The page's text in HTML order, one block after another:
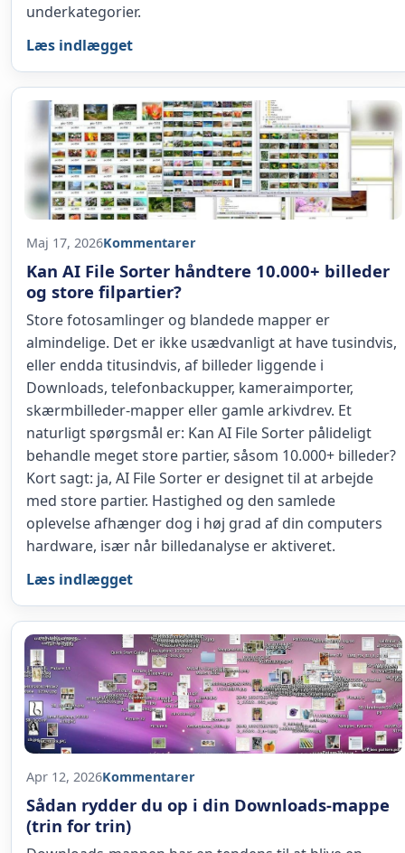
underkategorier.
Læs indlægget
Maj 17, 2026Kommentarer
Kan AI File Sorter håndtere 10.000+ billeder
og store filpartier?
Store fotosamlinger og blandede mapper er
almindelige. Det er ikke usædvanligt at have tusindvis,
eller endda titusindvis, af billeder liggende i
Downloads, telefonbackupper, kameraimporter,
skærmbilleder-mapper eller gamle arkivdrev. Et
naturligt spørgsmål er: Kan AI File Sorter pålideligt
behandle meget store partier, såsom 10.000+ billeder?
Kort sagt: ja, AI File Sorter er designet til at arbejde
med store partier. Hastighed og den samlede
oplevelse afhænger dog i høj grad af din computers
hardware, især når billedanalyse er aktiveret.
Læs indlægget
Apr 12, 2026Kommentarer
Sådan rydder du op i din Downloads-mappe
(trin for trin)